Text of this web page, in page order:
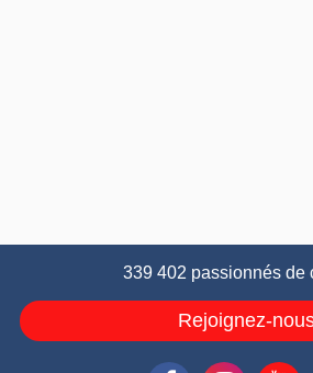
339 402 passionnés de
Rejoignez-